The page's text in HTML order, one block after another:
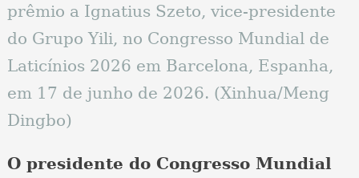
prêmio a Ignatius Szeto, vice-presidente
do Grupo Yili, no Congresso Mundial de
Laticínios 2026 em Barcelona, Espanha,
em 17 de junho de 2026. (Xinhua/Meng
Dingbo)
O presidente do Congresso Mundial